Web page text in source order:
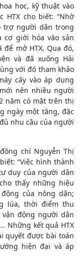
học, kỹ thuật vào
HTX cho biết: “Nhờ
trợ người dân trong
cơ giới hóa vào sản
mở HTX. Qua đó,
và đã xuống Hải
với đó tham khảo
cấy vào áp dụng
nên nhiều người
năm có mặt trên thị
ngày một tăng, đặc
nhu cầu của người
chí Nguyễn Thị
“Việc hình thành
duy của người dân
thấy những hiệu
của nông dân;
lúa, thời điểm thu
động người dân
Những kết quả HTX
quyết được bài toán
hiện đại và áp